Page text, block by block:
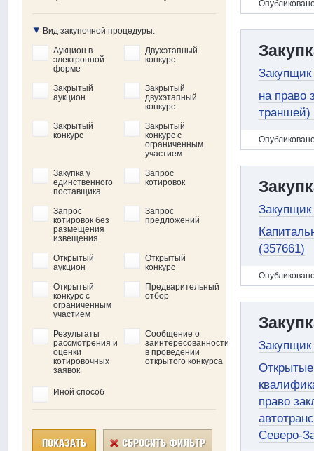
Вид закупочной процедуры:
Аукцион в
электронной
форме
Двухэтапный
конкурс
Закрытый
аукцион
Закрытый
двухэтапный
конкурс
Закрытый
конкурс
Закрытый
конкурс с
ограниченным
участием
Закупка у
единственного
поставщика
Запрос
котировок
Запрос
котировок без
размещения
извещения
Запрос
предложений
Открытый
аукцион
Открытый
конкурс
Открытый
конкурс c
ограниченным
участием
Предварительный
отбор
Результаты
рассмотрения и
оценки
котировочных
заявок
Сообщение о
заинтересованности
в проведении
открытого конкурса
Иной способ
ПОКАЗАТЬ СБРОСИТЬ ФИЛЬТР
на право
траншей)
(357661)
Открытые
право
Северо-